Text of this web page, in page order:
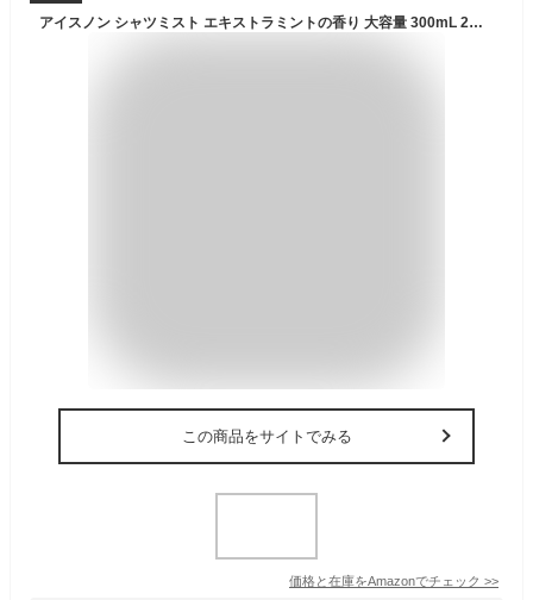
アイスノン シャツミスト エキストラミントの香り 大容量 300mL 2個 冷却スプレー 衣類用
この商品をサイトでみる
価格と在庫をAmazonでチェック >>